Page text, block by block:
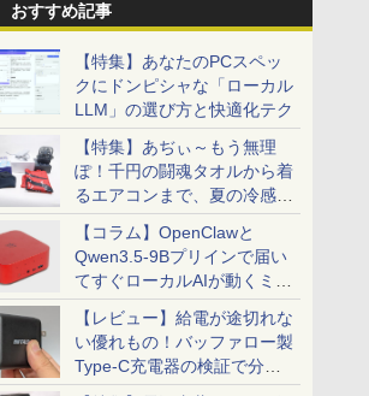
おすすめ記事
【特集】あなたのPCスペッ
クにドンピシャな「ローカル
LLM」の選び方と快適化テク
【特集】あぢぃ～もう無理
ぽ！千円の闘魂タオルから着
るエアコンまで、夏の冷感グ
ッズ一挙紹介
【コラム】OpenClawと
Qwen3.5-9Bプリインで届い
てすぐローカルAIが動くミニ
PC「SER9 Pro」
【レビュー】給電が途切れな
い優れもの！バッファロー製
Type-C充電器の検証で分か
ったこと